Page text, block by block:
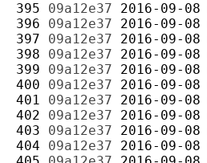
395 09a12e37 2016-09-08
396 09a12e37 2016-09-08
397 09a12e37 2016-09-08
398 09a12e37 2016-09-08
399 09a12e37 2016-09-08
400 09a12e37 2016-09-08
401 09a12e37 2016-09-08
402 09a12e37 2016-09-08
403 09a12e37 2016-09-08
404 09a12e37 2016-09-08